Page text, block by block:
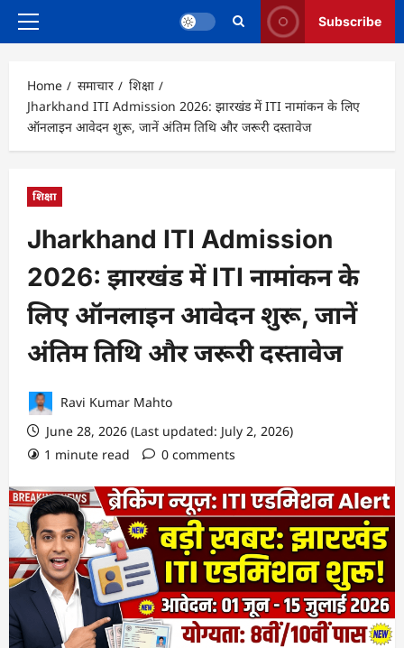
Primary
Subscribe
Home समाचार
शिक्षा
Jharkhand ITI Admission 2026: झारखंड में ITI नामांकन के लिए
ऑनलाइन आवेदन शुरू, जानें अंतिम तिथि और जरूरी दस्तावेज
शिक्षा
Jharkhand ITI Admission
2026: झारखंड में ITI नामांकन के
लिए ऑनलाइन आवेदन शुरू, जानें
अंतिम तिथि और जरूरी दस्तावेज
Ravi Kumar Mahto
June 28, 2026 (Last updated: July 2, 2026)
1 minute read
0 comments